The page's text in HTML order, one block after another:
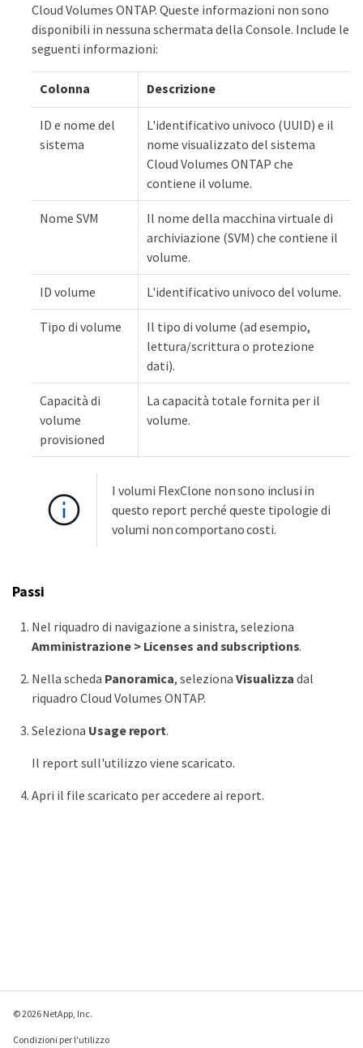
Cloud Volumes ONTAP. Queste informazioni non sono
disponibili in nessuna schermata della Console. Include le
seguenti informazioni:
Colonna Descrizione
ID e nome del
sistema
L'identificativo univoco (UUID) e il
nome visualizzato del sistema
Cloud Volumes ONTAP che
contiene il volume.
Nome SVM
Il nome della macchina virtuale di
archiviazione (SVM) che contiene il
volume.
ID volume L'identificativo univoco del volume.
Tipo di volume
Il tipo di volume (ad esempio,
lettura/scrittura o protezione
dati).
Capacità di
volume
provisioned
La capacità totale fornita per il
volume.
I volumi FlexClone non sono inclusi in
questo report perché queste tipologie di
volumi non comportano costi.
Passi
Nel riquadro di navigazione a sinistra, seleziona
Amministrazione > Licenses and subscriptions.
Nella scheda Panoramica, selezionaVisualizza dal
riquadro Cloud Volumes ONTAP.
Seleziona Usage report.
Il report sull'utilizzo viene scaricato.
Apri il file scaricato per accedere ai report.
© 2026 NetApp, Inc.
Condizioni per l'utilizzo